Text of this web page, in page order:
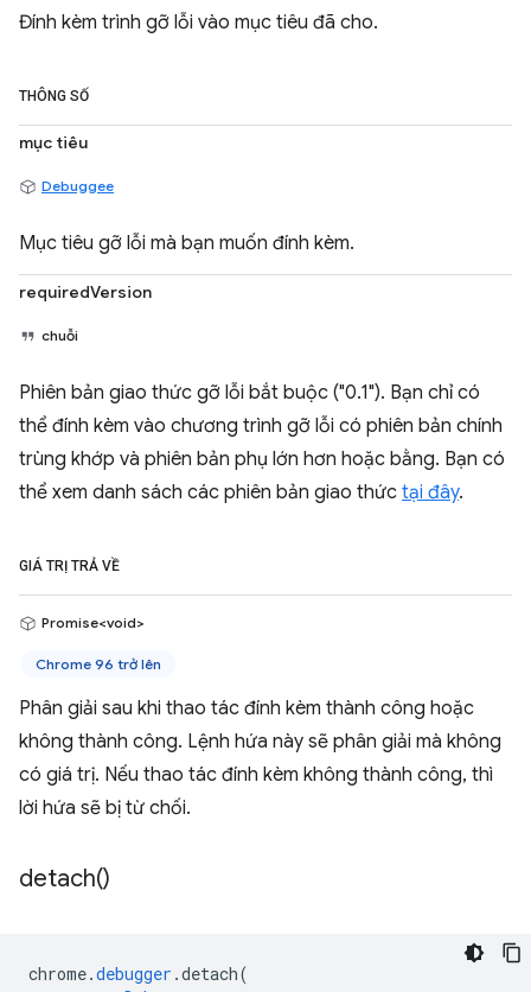
Đính kèm trình gỡ lỗi vào mục tiêu đã cho.
THÔNG SỐ
mục tiêu
Debuggee
Mục tiêu gỡ lỗi mà bạn muốn đính kèm.
requiredVersion
chuỗi
Phiên bản giao thức gỡ lỗi bắt buộc ("0.1"). Bạn chỉ có
thể đính kèm vào chương trình gỡ lỗi có phiên bản chính
trùng khớp và phiên bản phụ lớn hơn hoặc bằng. Bạn có
thể xem danh sách các phiên bản giao thức tại đây.
GIÁ TRỊ TRẢ VỀ
Promise<void>
Chrome 96 trở lên
Phân giải sau khi thao tác đính kèm thành công hoặc
không thành công. Lệnh hứa này sẽ phân giải mà không
có giá trị. Nếu thao tác đính kèm không thành công, thì
lời hứa sẽ bị từ chối.
detach()
chrome.debugger .detach(